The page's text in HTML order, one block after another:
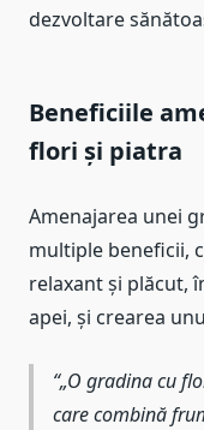
dezvoltare
Beneficiile
flori și piatra
Amenajarea unei
multiple beneficii,
relaxant și plăcut,
apei, și crearea
„O gradina cu
care combină